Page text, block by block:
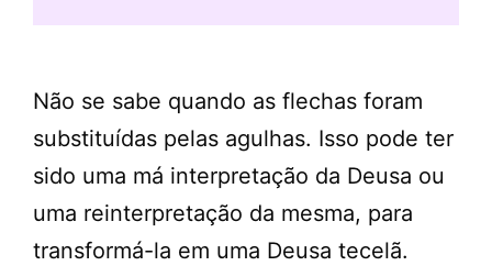
Não se sabe quando as flechas foram
substituídas pelas agulhas. Isso pode ter
sido uma má interpretação da Deusa ou
uma reinterpretação da mesma, para
transformá-la em uma Deusa tecelã.